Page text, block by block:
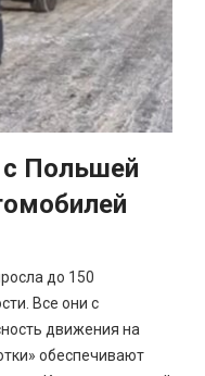
с Польшей
до 150
Все они с
движения на
обеспечивают